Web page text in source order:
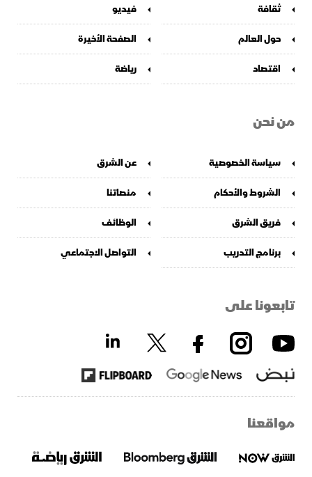
ثقافة
فيديو
حول العالم
الصفحة الأخيرة
اقتصاد
رياضة
من نحن
سياسة الخصوصية
عن الشرق
الشروط والأحكام
منصاتنا
فريق الشرق
الوظائف
برنامج التدريب
التواصل الاجتماعي
تابعونا على
مواقعنا